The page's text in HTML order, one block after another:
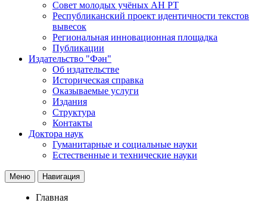
Совет молодых учёных АН РТ
Республиканский проект идентичности текстов
вывесок
Региональная инновационная площадка
Публикации
Издательство "Фән"
Об издательстве
Историческая справка
Оказываемые услуги
Издания
Структура
Контакты
Доктора наук
Гуманитарные и социальные науки
Естественные и технические науки
Меню Навигация
Главная